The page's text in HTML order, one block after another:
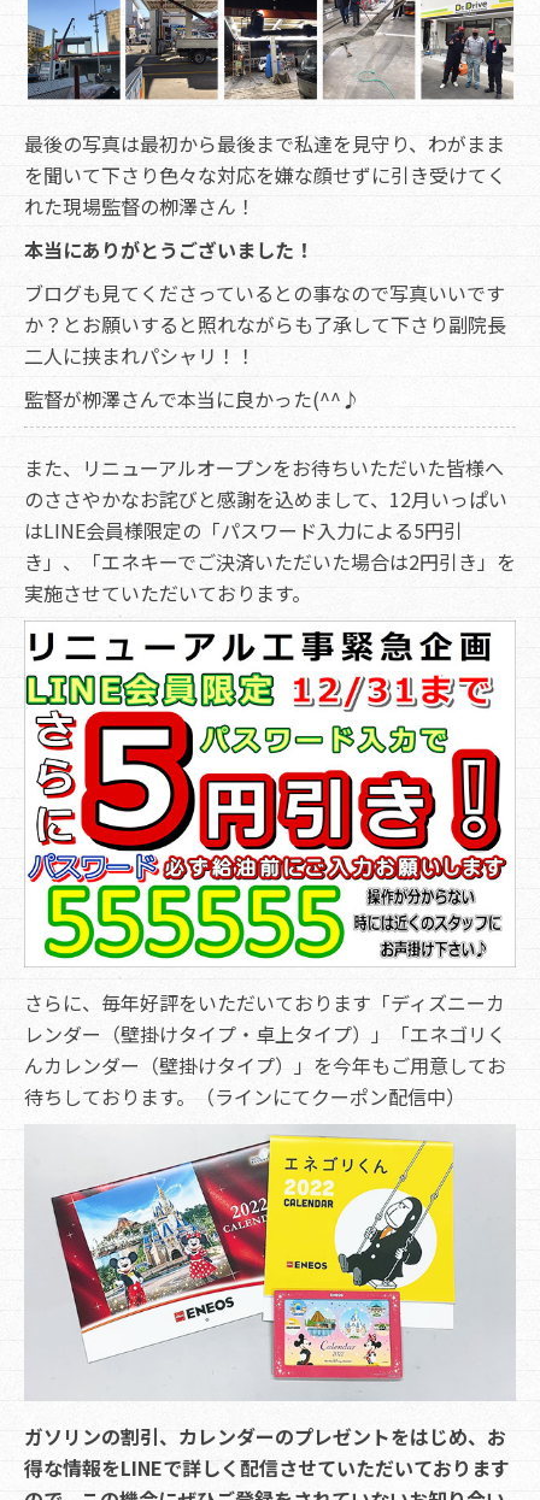
最後の写真は最初から最後まで私達を見守り、わがまま
を聞いて下さり色々な対応を嫌な顔せずに引き受けてく
れた現場監督の栁澤さん！
本当にありがとうございました！
ブログも見てくださっているとの事なので写真いいです
か？とお願いすると照れながらも了承して下さり副院長
二人に挟まれパシャリ！！
監督が栁澤さんで本当に良かった(^^♪
また、リニューアルオープンをお待ちいただいた皆様へ
のささやかなお詫びと感謝を込めまして、12月いっぱい
はLINE会員様限定の「パスワード入力による5円引
き」、「エネキーでご決済いただいた場合は2円引き」を
実施させていただいております。
さらに、毎年好評をいただいております「ディズニーカ
レンダー（壁掛けタイプ・卓上タイプ）」「エネゴリく
んカレンダー（壁掛けタイプ）」を今年もご用意してお
待ちしております。（ラインにてクーポン配信中）
ガソリンの割引、カレンダーのプレゼントをはじめ、お
得な情報をLINEで詳しく配信させていただいております